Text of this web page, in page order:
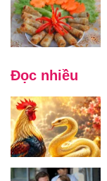
Đọc nhiều